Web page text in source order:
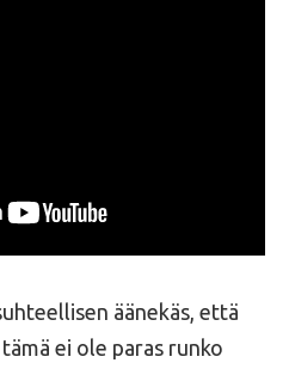
äänekäs, että
ei ole paras runko